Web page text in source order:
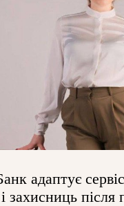
адаптує
захисниць після